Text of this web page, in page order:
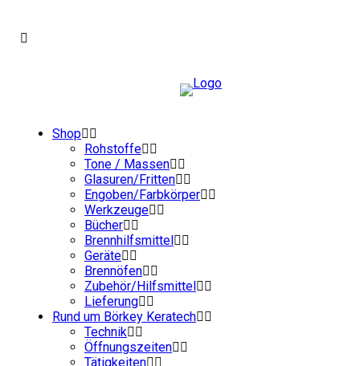
Shop
Rohstoffe
Tone / Massen
Glasuren/Fritten
Engoben/Farbkörper
Werkzeuge
Bücher
Brennhilfsmittel
Geräte
Brennöfen
Zubehör/Hilfsmittel
Lieferung
Rund um Börkey Keratech
Technik
Öffnungszeiten
Tätigkeiten